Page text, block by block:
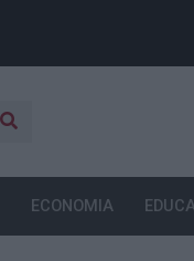
ECONOMIA